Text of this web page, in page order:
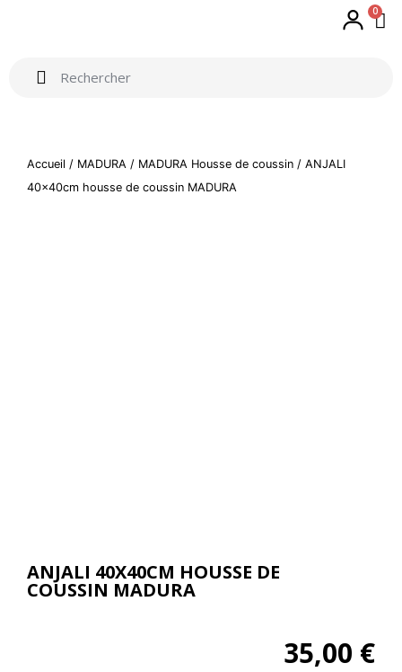
0
Accueil / MADURA / MADURA Housse de coussin / ANJALI
40x40cm housse de coussin MADURA
ANJALI 40X40CM HOUSSE DE
COUSSIN MADURA
35,00 €